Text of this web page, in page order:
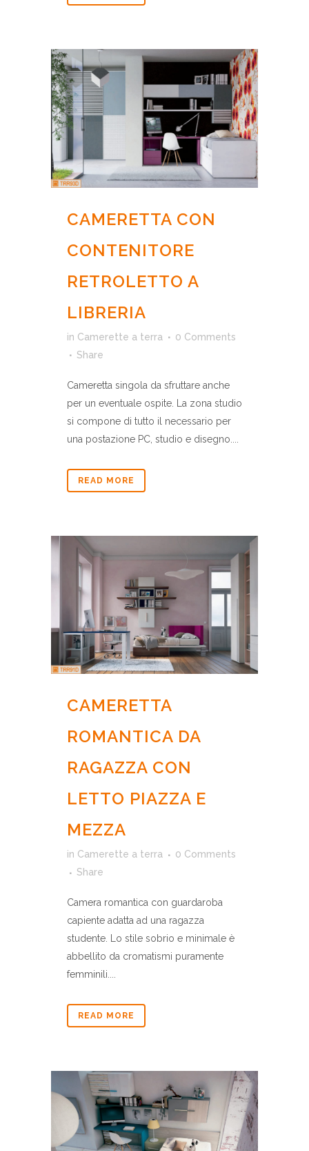
CAMERETTA CON
CONTENITORE
RETROLETTO A
LIBRERIA
in Camerette a terra
0 Comments
Share
Cameretta singola da sfruttare anche
per un eventuale ospite. La zona studio
si compone di tutto il necessario per
una postazione PC, studio e disegno....
READ MORE
CAMERETTA
ROMANTICA DA
RAGAZZA CON
LETTO PIAZZA E
MEZZA
in Camerette a terra
0 Comments
Share
Camera romantica con guardaroba
capiente adatta ad una ragazza
studente. Lo stile sobrio e minimale è
abbellito da cromatismi puramente
femminili....
READ MORE